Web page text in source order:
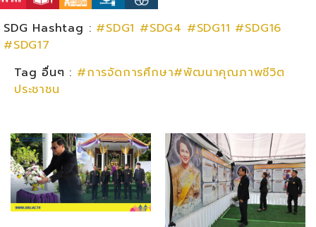
SDG Hashtag : #SDG1 #SDG4 #SDG11 #SDG16
#SDG17
Tag อื่นๆ : #การจัดการศึกษา#พัฒนาคุณภาพชีวิต
ประชาชน